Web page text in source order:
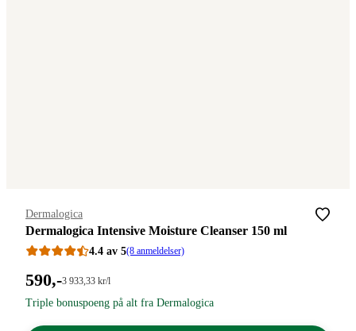
Merke:
Dermalogica
Dermalogica Intensive Moisture Cleanser 150 ml
4.4 av 5(8 anmeldelser)
Pris:
590,00
kroner.
590,-Stykkpris:
933,33/l
3 933 ,33 kr/l
Triple bonuspoeng på alt fra Dermalogica